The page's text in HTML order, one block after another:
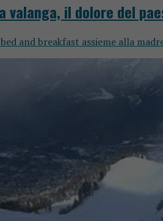
valanga, il dolore del
and breakfast assieme alla